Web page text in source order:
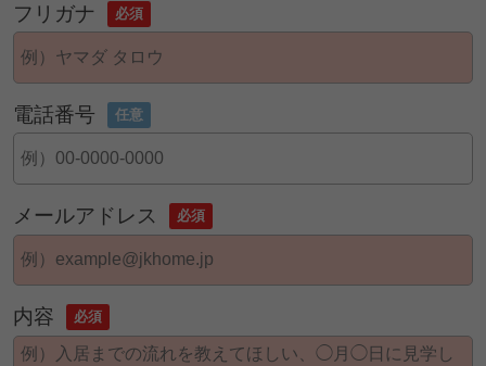
フリガナ 必須
電話番号 任意
メールアドレス 必須
内容 必須